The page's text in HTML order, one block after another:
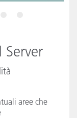
Server
aree che